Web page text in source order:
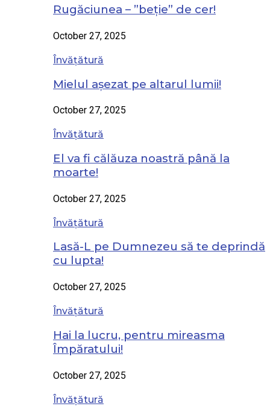
Rugăciunea – ”beție” de cer!
October 27, 2025
Învățătură
Mielul așezat pe altarul lumii!
October 27, 2025
Învățătură
El va fi călăuza noastră până la
moarte!
October 27, 2025
Învățătură
Lasă-L pe Dumnezeu să te deprindă
cu lupta!
October 27, 2025
Învățătură
Hai la lucru, pentru mireasma
Împăratului!
October 27, 2025
Învățătură